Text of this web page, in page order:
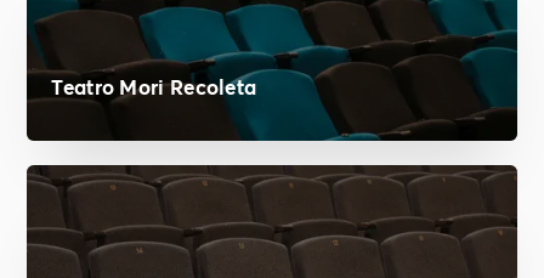
Teatro Mori Recoleta